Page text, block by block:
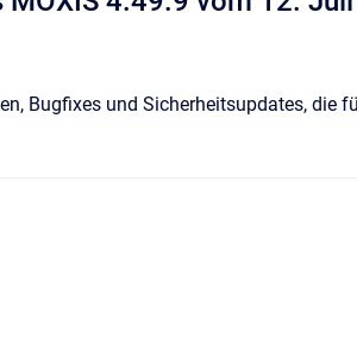
Bugfixes und Sicherheitsupdates, die